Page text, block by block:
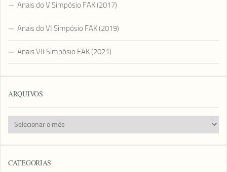
Anais do V Simpósio FAK (2017)
Anais do VI Simpósio FAK (2019)
Anais VII Simpósio FAK (2021)
ARQUIVOS
Arquivos
CATEGORIAS